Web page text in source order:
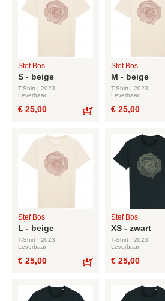
Stef Bos
S - beige
T-Shirt | 2023
Leverbaar
€ 25,00
Stef Bos
M - beige
T-Shirt | 2023
Leverbaar
€ 25,00
Stef Bos
L - beige
T-Shirt | 2023
Leverbaar
€ 25,00
Stef Bos
XS - zwart
T-Shirt | 2023
Leverbaar
€ 25,00